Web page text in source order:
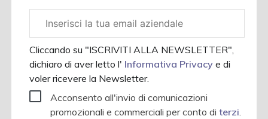
aziendale
Cliccando su "ISCRIVITI ALLA NEWSLETTER",
dichiaro di aver letto l' Informativa Privacye di
voler ricevere la Newsletter.
Acconsento all'invio di comunicazioni
promozionali e commerciali per conto diterzi.